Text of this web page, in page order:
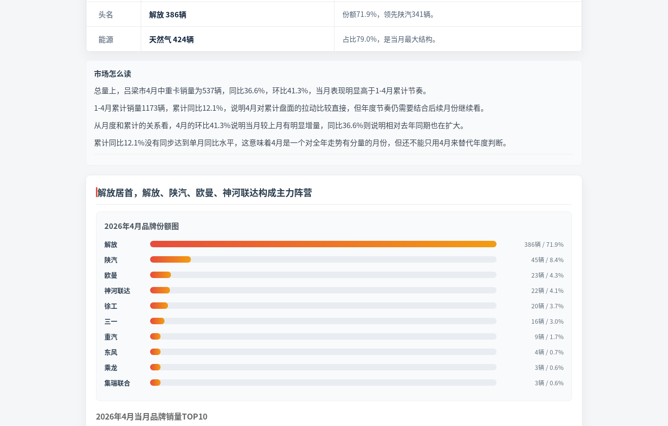
头名 解放 386辆 份额71.9%，领先陕汽341辆。
能源 天然气 424辆 占比79.0%，是当月最大结构。
市场怎么读
总量上，吕梁市4月中重卡销量为537辆，同比36.6%，环比41.3%，当月表现明显高于1-4月累计节奏。
1-4月累计销量1173辆，累计同比12.1%，说明4月对累计盘面的拉动比较直接，但年度节奏仍需要结合后续月份继续看。
从月度和累计的关系看，4月的环比41.3%说明当月较上月有明显增量，同比36.6%则说明相对去年同期也在扩大。
累计同比12.1%没有同步达到单月同比水平，这意味着4月是一个对全年走势有分量的月份，但还不能只用4月来替代年度判断。
解放居首，解放、陕汽、欧曼、神河联达构成主力阵营
2026年4月品牌份额图
解放 386辆 / 71.9%
陕汽 45辆 / 8.4%
欧曼 23辆 / 4.3%
神河联达 22辆 / 4.1%
徐工 20辆 / 3.7%
三一 16辆 / 3.0%
重汽 9辆 / 1.7%
东风 4辆 / 0.7%
乘龙 3辆 / 0.6%
集瑞联合 3辆 / 0.6%
2026年4月当月品牌销量TOP10